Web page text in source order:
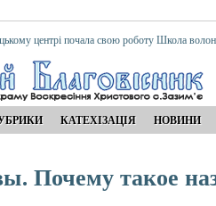
центрі почала свою роботу Школа
КАТЕХІЗАЦІЯ НОВИНИ
Почему такое